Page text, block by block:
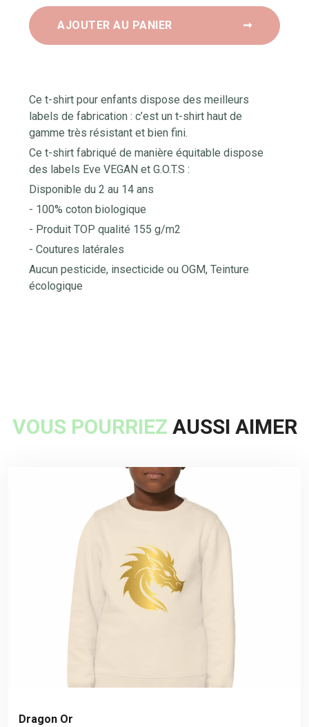
AJOUTER AU PANIER ➞
Ce t-shirt pour enfants dispose des meilleurs
labels de fabrication : c’est un t-shirt haut de
gamme très résistant et bien fini.
Ce t-shirt fabriqué de manière équitable dispose
des labels Eve VEGAN et G.O.T.S :
Disponible du 2 au 14 ans
- 100% coton biologique
- Produit TOP qualité 155 g/m2
- Coutures latérales
Aucun pesticide, insecticide ou OGM, Teinture
écologique
VOUS POURRIEZ AUSSI AIMER
Dragon Or